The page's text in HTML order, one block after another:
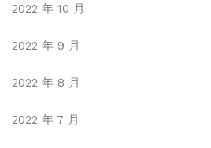
2022 年 10 月
2022 年 9 月
2022 年 8 月
2022 年 7 月